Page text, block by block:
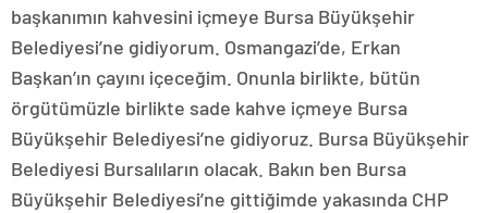
başkanımın kahvesini içmeye Bursa Büyükşehir
Belediyesi’ne gidiyorum. Osmangazi’de, Erkan
Başkan’ın çayını içeceğim. Onunla birlikte, bütün
örgütümüzle birlikte sade kahve içmeye Bursa
Büyükşehir Belediyesi’ne gidiyoruz. Bursa Büyükşehir
Belediyesi Bursalıların olacak. Bakın ben Bursa
Büyükşehir Belediyesi’ne gittiğimde yakasında CHP